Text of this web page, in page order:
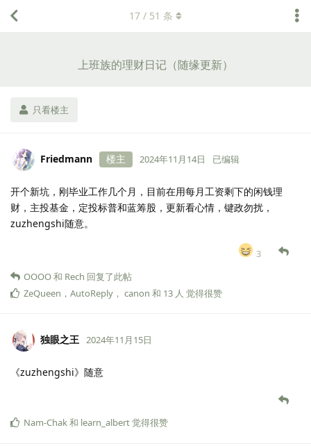
上班族的理财日记（随缘更新）
只看楼主
17 / 51 条
Friedmann 楼主 2024年11月14日 已编辑
开个新坑，刚毕业工作几个月，目前在用每月工资剩下的闲钱理
财，主投基金，定投标普和蓝筹股，更新看心情，键政勿扰，
zuzhengshi随意。
3
OOOO和 Rech 回复了此帖
ZeQueen ， AutoReply ， canon 和 13 人 觉得很赞
独眼之王 2024年11月15日
《zuzhengshi》随意
Nam-Chak和 learn_albert觉得很赞